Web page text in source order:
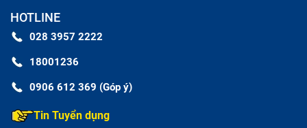
khiến sạc bị đứt, chập mạch điện,...
Trong quá trình sử dụng, bạn làm rơi sạc Adapter,
lỏng, chập; hay đơn giản là thói quen lôi, kéo khiến
dây sạc bị căng, giãn, nứt, trơ dây đồng gây nguy
Sau thời gian sử dụng lâu dài và liên tục, sạc
HOTLINE
028 3957 2222
18001236
0906 612 369 (Góp ý)
Tin Tuyển dụng